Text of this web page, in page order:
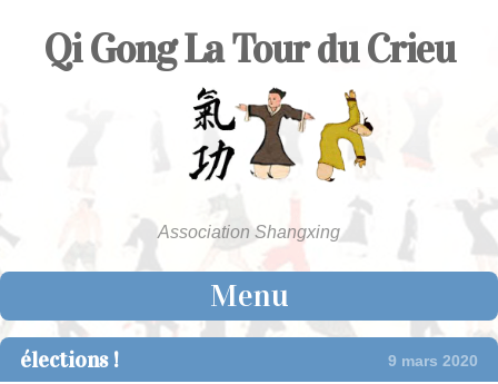
Qi Gong La Tour du Crieu
Association Shangxing
Menu
Skip to content
élections ! 9 mars 2020